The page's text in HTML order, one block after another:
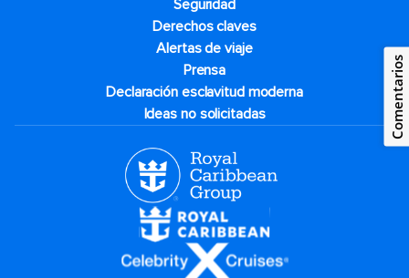
Seguridad
Derechos claves
Alertas de viaje
Prensa
Declaración esclavitud moderna
Ideas no solicitadas
Comentarios